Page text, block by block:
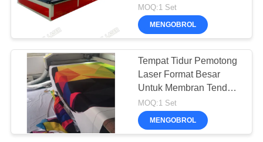
COMPANY
NEWS
SITEMAP
KEBIJAKAN
PRIVASI
Mesin Laser
Kamera Visi
26
Paraglider Berlayar
Clothon
MOQ:1 Set
MENGOBROL
Tempat Tidur Pemotong
Laser Format Besar
Untuk Membran Tenda
Kastil Tiup Konsumsi
Energi Rendah
MOQ:1 Set
MENGOBROL